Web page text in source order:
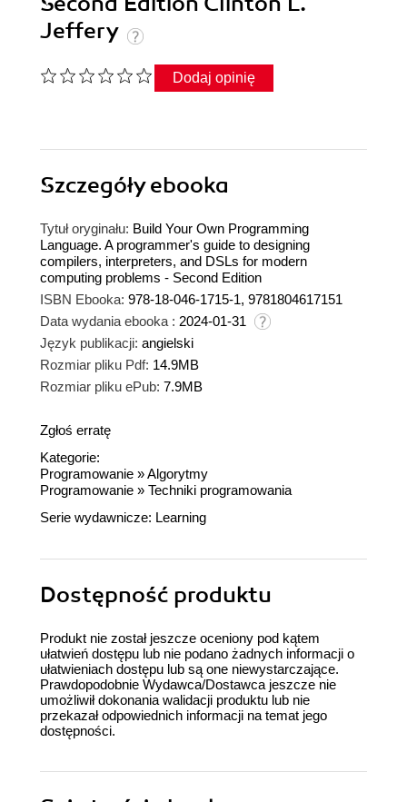
Jeffery
Dodaj opinię
Szczegółyebooka
Tytuł oryginału: Build Your Own Programming
Language. A programmer's guide to designing
compilers, interpreters, and DSLs for modern
computing problems - Second Edition
ISBN Ebooka: 978-18-046-1715-1, 9781804617151
Data wydania ebooka : 2024-01-31
Język publikacji: angielski
Rozmiar pliku Pdf: 14.9MB
Rozmiar pliku ePub: 7.9MB
Zgłoś erratę
Kategorie:
Programowanie »Algorytmy
Programowanie » Techniki programowania
Serie wydawnicze: Learning
Dostępność produktu
Produkt nie został jeszcze oceniony pod kątem
ułatwień dostępu lub nie podano żadnych informacji o
ułatwieniach dostępu lub są one niewystarczające.
Prawdopodobnie Wydawca/Dostawca jeszcze nie
umożliwił dokonania walidacji produktu lub nie
przekazał odpowiednich informacji na temat jego
dostępności.